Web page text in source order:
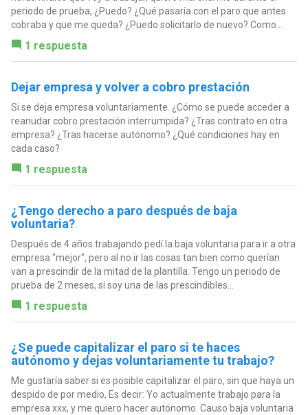
periodo de prueba, ¿Puedo? ¿Qué pasaría con el paro que antes
cobraba y que me queda? ¿Puedo solicitarlo de nuevo? Como...
1 respuesta
Dejar empresa y volver a cobro prestación
Si se deja empresa voluntariamente. ¿Cómo se puede acceder a
reanudar cobro prestación interrumpida? ¿Tras contrato en otra
empresa? ¿Tras hacerse autónomo? ¿Qué condiciones hay en
cada caso?
1 respuesta
¿Tengo derecho a paro después de baja
voluntaria?
Después de 4 años trabajando pedí la baja voluntaria para ir a otra
empresa "mejor", pero al no ir las cosas tan bien como querían
van a prescindir de la mitad de la plantilla. Tengo un periodo de
prueba de 2 meses, si soy una de las prescindibles...
1 respuesta
¿Se puede capitalizar el paro si te haces
autónomo y dejas voluntariamente tu trabajo?
Me gustaría saber si es posible capitalizar el paro, sin que haya un
despido de por medio, Es decir: Yo actualmente trabajo para la
empresa xxx, y me quiero hacer autónomo. Causo baja voluntaria